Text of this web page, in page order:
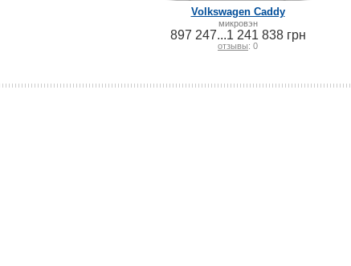
Volkswagen Caddy
микровэн
897 247...1 241 838 грн
отзывы: 0